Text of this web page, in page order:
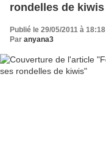
rondelles de kiwis
Publié le 29/05/2011 à 18:18
Par anyana3